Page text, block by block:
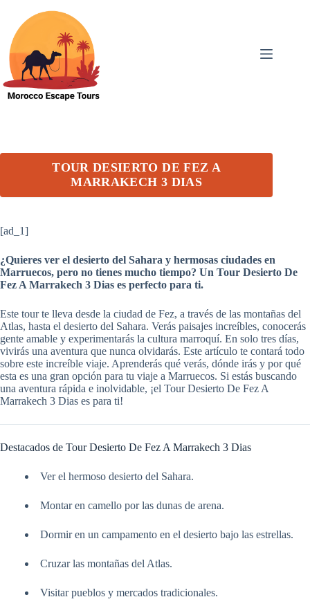
content
TOUR DESIERTO DE FEZ A
MARRAKECH 3 DIAS
[ad_1]
¿Quieres ver el desierto del Sahara y hermosas ciudades en
Marruecos, pero no tienes mucho tiempo? Un Tour Desierto De
Fez A Marrakech 3 Dias es perfecto para ti.
Este tour te lleva desde la ciudad de Fez, a través de las montañas del
Atlas, hasta el desierto del Sahara. Verás paisajes increíbles, conocerás
gente amable y experimentarás la cultura marroquí. En solo tres días,
vivirás una aventura que nunca olvidarás. Este artículo te contará todo
sobre este increíble viaje. Aprenderás qué verás, dónde irás y por qué
esta es una gran opción para tu viaje a Marruecos. Si estás buscando
una aventura rápida e inolvidable, ¡el Tour Desierto De Fez A
Marrakech 3 Dias es para ti!
Destacados de Tour Desierto De Fez A Marrakech 3 Dias
Ver el hermoso desierto del Sahara.
Montar en camello por las dunas de arena.
Dormir en un campamento en el desierto bajo las estrellas.
Cruzar las montañas del Atlas.
Visitar pueblos y mercados tradicionales.